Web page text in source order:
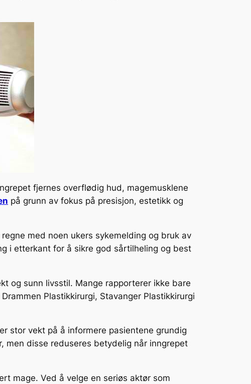
fjernes overflødig hud, magemusklene
på grunn av fokus på presisjon, estetikk og
med noen ukers sykemelding og bruk av
i etterkant for å sikre god sårtilheling og best
og sunn livsstil. Mange rapporterer ikke bare
Plastikkirurgi, Stavanger Plastikkirurgi
stor vekt på å informere pasientene grundig
men disse reduseres betydelig når inngrepet
mage. Ved å velge en seriøs aktør som